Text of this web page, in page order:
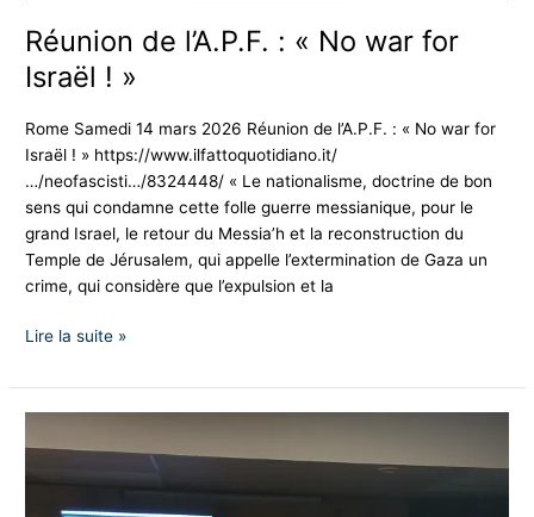
Réunion de l’A.P.F. : « No war for
Israël ! »
Rome Samedi 14 mars 2026 Réunion de l’A.P.F. : « No war for
Israël ! » https://www.ilfattoquotidiano.it/
…/neofascisti…/8324448/ « Le nationalisme, doctrine de bon
sens qui condamne cette folle guerre messianique, pour le
grand Israel, le retour du Messia’h et la reconstruction du
Temple de Jérusalem, qui appelle l’extermination de Gaza un
crime, qui considère que l’expulsion et la
Lire la suite »
:
Vers